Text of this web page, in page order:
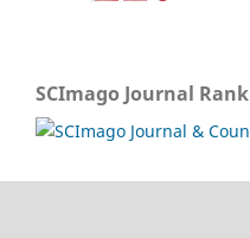
SCImago Journal Rank